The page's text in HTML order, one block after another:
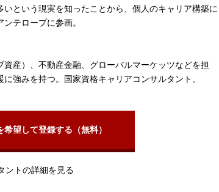
という現実を知ったことから、個人のキャリア構築に
テロープに参画。
産）、不動産金融、グローバルマーケッツなどを担
強みを持つ。国家資格キャリアコンサルタント。
望して登録する（無料）
ントの詳細を見る